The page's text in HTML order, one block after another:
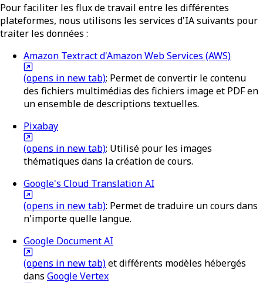
Pour faciliter les flux de travail entre les différentes
plateformes, nous utilisons les services d'IA suivants pour
traiter les données :
Amazon Textract d'Amazon Web Services (AWS)
(opens in new tab): Permet de convertir le contenu
des fichiers multimédias des fichiers image et PDF en
un ensemble de descriptions textuelles.
Pixabay
(opens in new tab): Utilisé pour les images
thématiques dans la création de cours.
Google's Cloud Translation AI
(opens in new tab): Permet de traduire un cours dans
n'importe quelle langue.
Google Document AI
(opens in new tab)et différents modèles hébergés
dans Google Vertex